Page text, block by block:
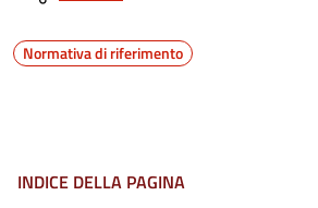
Normativa di riferimento
INDICE DELLA PAGINA